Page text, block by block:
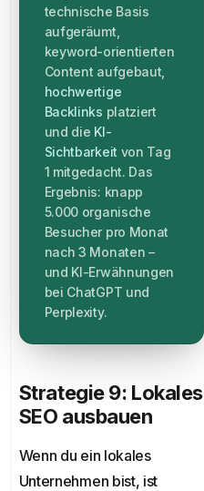
technische Basis
aufgeräumt,
keyword-orientierten
Content aufgebaut,
hochwertige
Backlinks platziert
und die KI-
Sichtbarkeit von Tag
1 mitgedacht. Das
Ergebnis: knapp
5.000 organische
Besucher pro Monat
nach 3 Monaten –
und KI-Erwähnungen
bei ChatGPT und
Perplexity.
Strategie 9: Lokales
SEO ausbauen
Wenn du ein lokales
Unternehmen bist, ist